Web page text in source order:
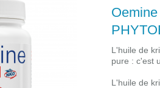
L'huile de
pure : c'est
L'huile de